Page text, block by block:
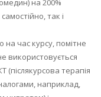
на 200%
так і
на час курсу, помітне
використовується
(післякурсова терапія
наприклад,